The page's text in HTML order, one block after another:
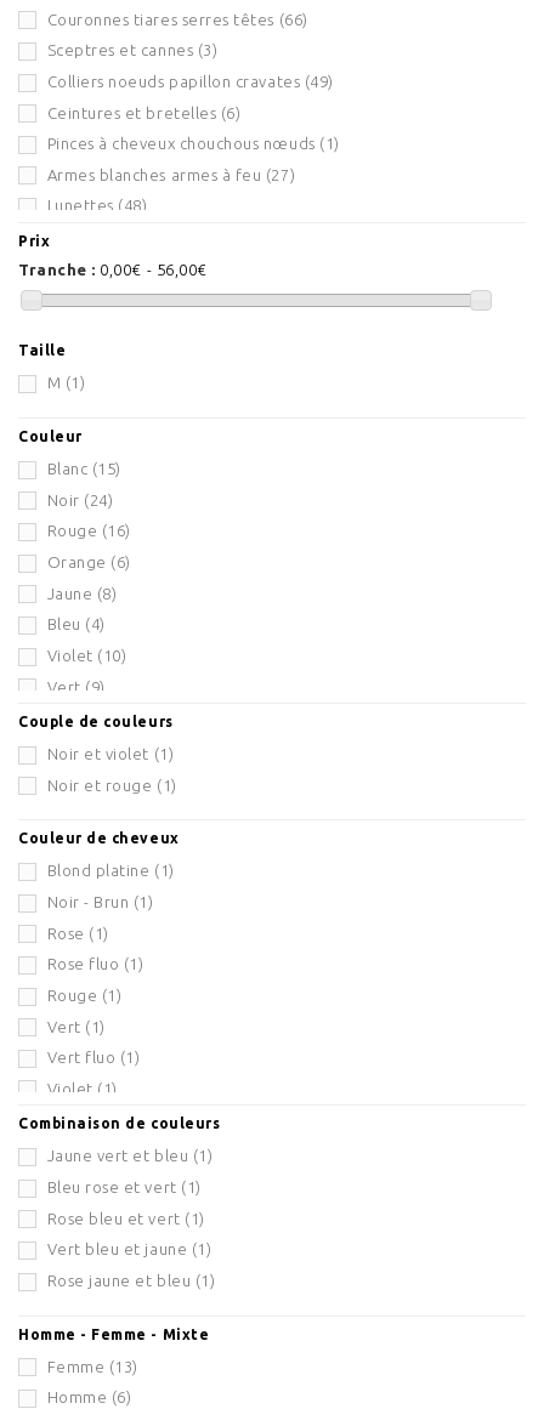
Couronnes tiares serres têtes (66)
Sceptres et cannes (3)
Colliers noeuds papillon cravates (49)
Ceintures et bretelles (6)
Pinces à cheveux chouchous nœuds (1)
Armes blanches armes à feu (27)
Lunettes (48)
Faux bijoux
Humour potache(4)
Collants bas jambières chaussures(16)
Prothèses fausses dents faux nez
Barbes et moustaches
Prix
Tranche : 0,00€ - 56,00€
Taille
M (1)
Couleur
Blanc (15)
Noir (24)
Rouge (16)
Orange (6)
Jaune (8)
Bleu (4)
Violet (10)
Vert (9)
Marron(3)
Bleu roi(3)
Bleu pétrole(1)
Vert fluo(10)
Rose clair(1)
Or(9)
Rose (11)
Vert bouteille
Argent(10)
Rose fluo
Jaune fluo (9)
Orange fluo
Violet fluo(1)
Rose bonbon (3)
Blanc nacre(2)
Bleu turquoise(1)
Jaune poussin (1)
Fushia(3)
Couple de couleurs
Noir et violet (1)
Noir et rouge (1)
Couleur de cheveux
Blond platine (1)
Noir - Brun (1)
Rose (1)
Rose fluo (1)
Rouge (1)
Vert (1)
Vert fluo (1)
Violet (1)
Bleu (1)
jaune fluo (1)
Combinaison de couleurs
Jaune vert et bleu (1)
Bleu rose et vert (1)
Rose bleu et vert (1)
Vert bleu et jaune (1)
Rose jaune et bleu (1)
Homme - Femme - Mixte
Femme (13)
Homme (6)